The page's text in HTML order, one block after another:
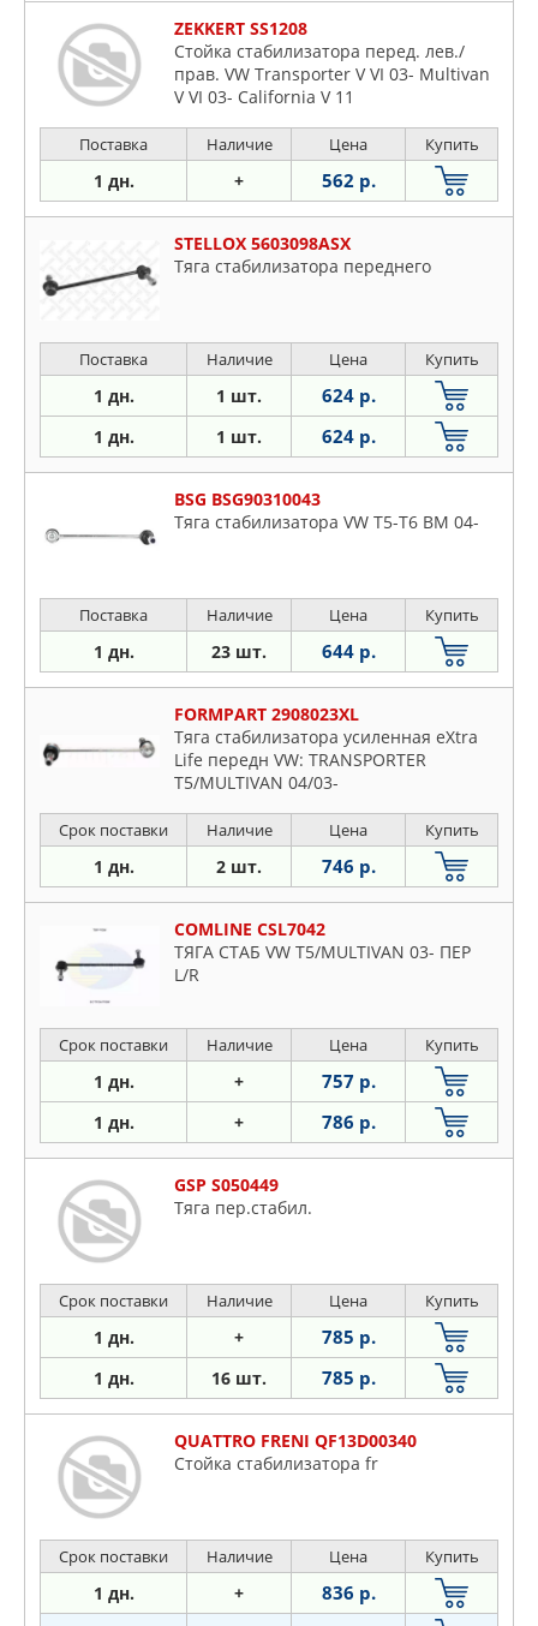
ZEKKERT SS1208
Стойка стабилизатора перед. лев./
прав. VW Transporter V VI 03- Multivan
V VI 03- California V 11
Поставка Наличие Цена Купить
1 дн. + 562 р.
STELLOX 5603098ASX
Тяга стабилизатора переднего
Поставка Наличие Цена Купить
1 дн. 1 шт. 624 р.
1 дн. 1 шт. 624 р.
BSG BSG90310043
Тяга стабилизатора VW T5-T6 BM 04-
Поставка Наличие Цена Купить
1 дн. 23 шт. 644 р.
FORMPART 2908023XL
Тяга стабилизатора усиленная eXtra
Life передн VW: TRANSPORTER
T5/MULTIVAN 04/03-
Срок поставки Наличие Цена Купить
1 дн. 2 шт. 746 р.
COMLINE CSL7042
ТЯГА СТАБ VW T5/MULTIVAN 03- ПЕР
L/R
Срок поставки Наличие Цена Купить
1 дн. + 757 р.
1 дн. + 786 р.
GSP S050449
Тяга пер.стабил.
Срок поставки Наличие Цена Купить
1 дн. + 785 р.
1 дн. 16 шт. 785 р.
QUATTRO FRENI QF13D00340
Стойка стабилизатора fr
Срок поставки Наличие Цена Купить
1 дн. + 836 р.